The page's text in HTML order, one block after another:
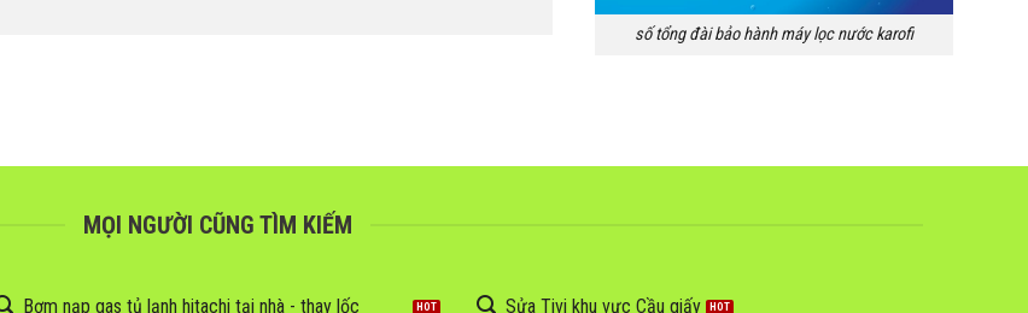
số tổng đài bảo hành máy lọc nước karofi
MỌI NGƯỜI CŨNG TÌM KIẾM
Bơm nạp gas tủ lạnh hitachi tại nhà - thay lốc Sửa Tivi khu vực Cầu giấy